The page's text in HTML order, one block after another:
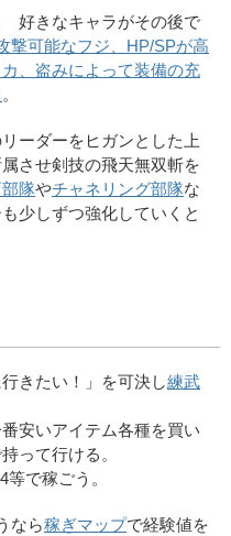
好きなキャラがその後で
撃可能なフジ、HP/SPが高
、盗みによって装備の充
。
ーダーをヒガンとした上
させ剣技の飛天無双斬を
隊やチャネリング部隊な
少しずつ強化していくと
きたい！」を可決し練武
安いアイテム各種を買い
って行ける。
で稼ごう。
なら稼ぎマップで経験値を